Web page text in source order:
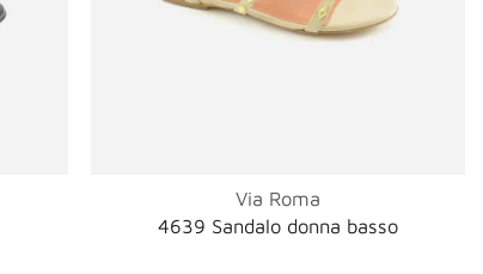
Via Roma
4639 Sandalo donna basso